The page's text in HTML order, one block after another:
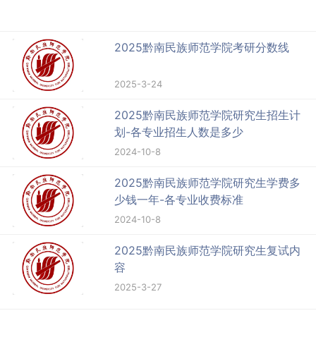
2025黔南民族师范学院考研分数线
2025-3-24
2025黔南民族师范学院研究生招生计
划-各专业招生人数是多少
2024-10-8
2025黔南民族师范学院研究生学费多
少钱一年-各专业收费标准
2024-10-8
2025黔南民族师范学院研究生复试内
容
2025-3-27